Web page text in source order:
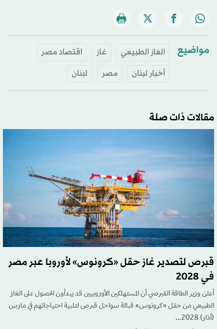
مواضيع الغاز الطبيعي غاز
اقتصاد مصر
أخبار لبنان
مصر لبنان
مقالات ذات صلة
قبرص لتصدير غاز حقل «كرونوس» لأوروبا عبر مصر
في 2028
أعلن وزير الطاقة القبرصي أن المستهلكين الأوروبيين قد يبدأون الحصول على الغاز
الطبيعي من حقل «كرونوس» قبالة سواحل قبرص لتلبية احتياجاتهم في مارس
(آذار) 2028...